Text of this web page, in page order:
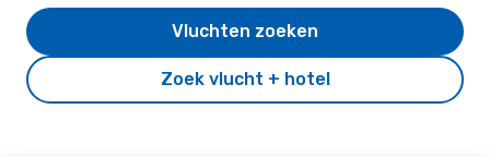
Zoek vlucht + hotel
Vluchten zoeken